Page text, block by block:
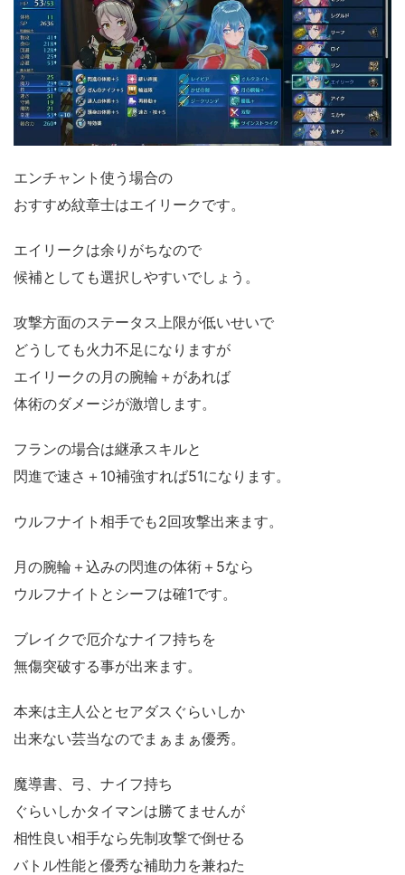
エンチャント使う場合の
おすすめ紋章士はエイリークです。
エイリークは余りがちなので
候補としても選択しやすいでしょう。
攻撃方面のステータス上限が低いせいで
どうしても火力不足になりますが
エイリークの月の腕輪＋があれば
体術のダメージが激増します。
フランの場合は継承スキルと
閃進で速さ＋10補強すれば51になります。
ウルフナイト相手でも2回攻撃出来ます。
月の腕輪＋込みの閃進の体術＋5なら
ウルフナイトとシーフは確1です。
ブレイクで厄介なナイフ持ちを
無傷突破する事が出来ます。
本来は主人公とセアダスぐらいしか
出来ない芸当なのでまぁまぁ優秀。
魔導書、弓、ナイフ持ち
ぐらいしかタイマンは勝てませんが
相性良い相手なら先制攻撃で倒せる
バトル性能と優秀な補助力を兼ねた